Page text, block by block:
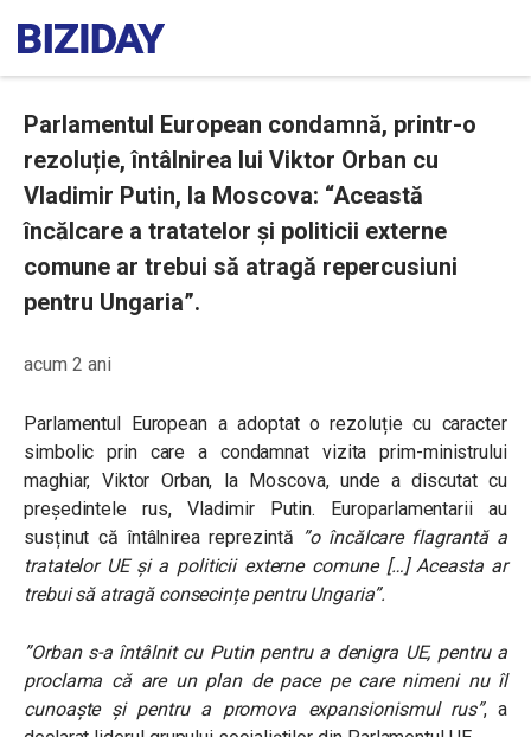
Parlamentul European condamnă, printr-o
rezoluție, întâlnirea lui Viktor Orban cu
Vladimir Putin, la Moscova: “Această
încălcare a tratatelor și politicii externe
comune ar trebui să atragă repercusiuni
pentru Ungaria”.
acum 2 ani
Parlamentul European a adoptat o rezoluție cu caracter
simbolic prin care a condamnat vizita prim-ministrului
maghiar, Viktor Orban, la Moscova, unde a discutat cu
președintele rus, Vladimir Putin. Europarlamentarii au
susținut că întâlnirea reprezintă ”o încălcare flagrantă a
tratatelor UE și a politicii externe comune […] Aceasta ar
trebui să atragă consecințe pentru Ungaria”.
”Orban s-a întâlnit cu Putin pentru a denigra UE, pentru a
proclama că are un plan de pace pe care nimeni nu îl
cunoaște și pentru a promova expansionismul rus”,a